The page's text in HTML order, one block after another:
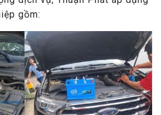
gồm: